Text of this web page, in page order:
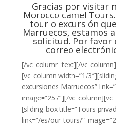
Gracias por visitar
Morocco camel
tour o excursión
Marruecos, estamos
solicitud. Por favor
correo
[/vc_column_text][/
[vc_column width=”1/
excursiones Marruecos”
image=”257″][/
[sliding_box title=”Tours
link=”/es/our-tours/”